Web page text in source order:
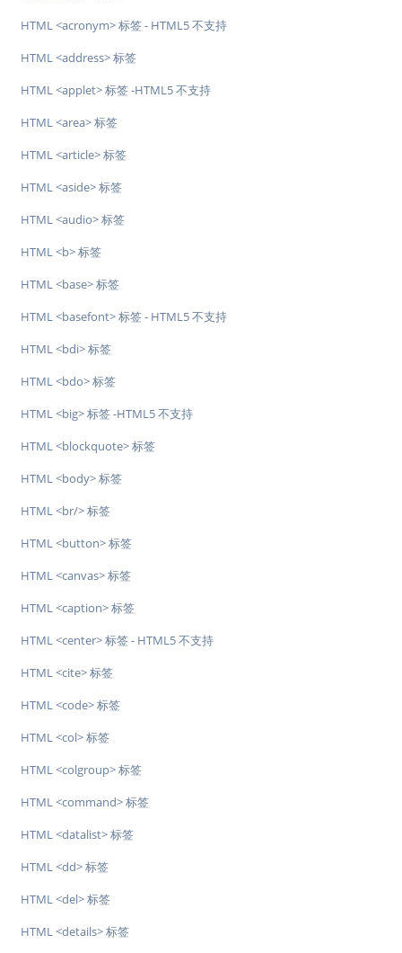
HTML <acronym> 标签 - HTML5 不支持
HTML <address> 标签
HTML <applet> 标签 -HTML5 不支持
HTML <area> 标签
HTML <article> 标签
HTML <aside> 标签
HTML <audio> 标签
HTML <b> 标签
HTML <base> 标签
HTML <basefont> 标签 - HTML5 不支持
HTML <bdi> 标签
HTML <bdo> 标签
HTML <big> 标签 -HTML5 不支持
HTML <blockquote> 标签
HTML <body> 标签
HTML <br/> 标签
HTML <button> 标签
HTML <canvas> 标签
HTML <caption> 标签
HTML <center> 标签 - HTML5 不支持
HTML <cite> 标签
HTML <code> 标签
HTML <col> 标签
HTML <colgroup> 标签
HTML <command> 标签
HTML <datalist> 标签
HTML <dd> 标签
HTML <del> 标签
HTML <details> 标签